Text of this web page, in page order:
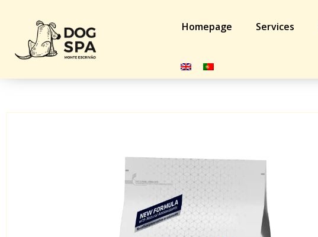
Homepage Services
/ Advance Cão Adulto Mini Arroz e Frango